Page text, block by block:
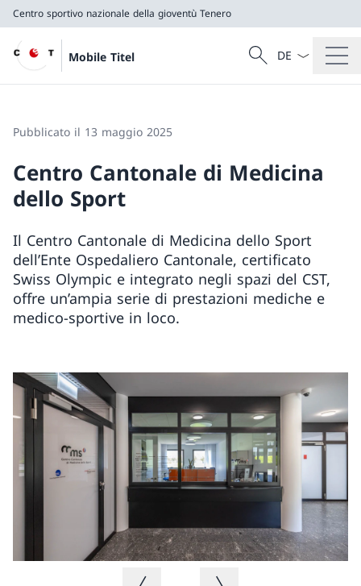
Centro sportivo nazionale della gioventù Tenero
Mobile Titel
Cercare
Ricerca
Dal menu a
Pubblicato il 13 maggio 2025
Centro Cantonale di Medicina
dello Sport
Il Centro Cantonale di Medicina dello Sport
dell’Ente Ospedaliero Cantonale, certificato
Swiss Olympic e integrato negli spazi del CST,
offre un’ampia serie di prestazioni mediche e
medico-sportive in loco.
Immagine precedenteImmagine successiva